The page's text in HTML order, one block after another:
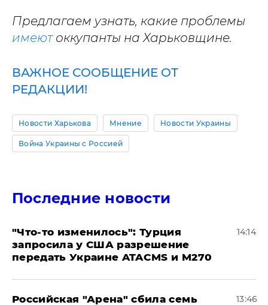
Предлагаем узнать, какие проблемы
имеютоккупанты на Харьковщине.
ВАЖНОЕ СООБЩЕНИЕ ОТ
РЕДАКЦИИ!
Новости Харькова Мнение Новости Украины
Война Украины с Россией
Последние новости
​"Что-то изменилось": Турция
запросила у США разрешение
передать Украине ATACMS и M270
14:14
​Российская "Арена" сбила семь
13:46